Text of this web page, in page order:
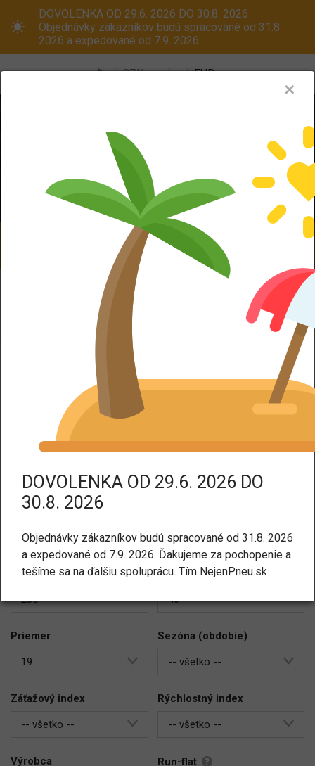
DOVOLENKA OD 29.6. 2026 DO 30.8. 2026
Objednávky zákazníkov budú spracované od 31.8.
2026 a expedované od 7.9. 2026.
CZK EUR
Menu
Oceľové disky ALU kola
Dodáváme aj na Slovensko! Platcom
DPH dodáme tovar bez DPH.
Pneumatiky
Všetky typy
Šírka
235
Profil
40
Priemer
19
Sezóna (obdobie)
-- všetko --
Záťažový index
-- všetko --
Rýchlostný index
-- všetko --
Výrobca Run-flat
✕
DOVOLENKA OD 29.6. 2026 DO
30.8. 2026
Objednávky zákazníkov budú spracované od 31.8. 2026
a expedované od 7.9. 2026. Ďakujeme za pochopenie a
tešíme sa na ďalšiu spoluprácu. Tím NejenPneu.sk